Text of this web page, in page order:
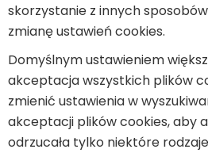
skorzystanie z innych
zmianę ustawień cookies.
Domyślnym ustawieniem
akceptacja wszystkich plików
zmienić ustawienia w
akceptacji plików cookies, aby
odrzucała tylko niektóre